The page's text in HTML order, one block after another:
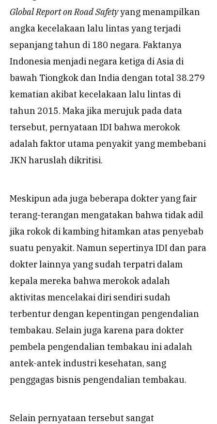
Global Report on Road Safetyyang menampilkan
angka kecelakaan lalu lintas yang terjadi
sepanjang tahun di 180 negara. Faktanya
Indonesia menjadi negara ketiga di Asia di
bawah Tiongkok dan India dengan total 38.279
kematian akibat kecelakaan lalu lintas di
tahun 2015. Maka jika merujuk pada data
tersebut, pernyataan IDI bahwa merokok
adalah faktor utama penyakit yang membebani
JKN haruslah dikritisi.
Meskipun ada juga beberapa dokter yang fair
terang-terangan mengatakan bahwa tidak adil
jika rokok di kambing hitamkan atas penyebab
suatu penyakit. Namun sepertinya IDI dan para
dokter lainnya yang sudah terpatri dalam
kepala mereka bahwa merokok adalah
aktivitas mencelakai diri sendiri sudah
terbentur dengan kepentingan pengendalian
tembakau. Selain juga karena para dokter
pembela pengendalian tembakau ini adalah
antek-antek industri kesehatan, sang
penggagas bisnis pengendalian tembakau.
Selain pernyataan tersebut sangat